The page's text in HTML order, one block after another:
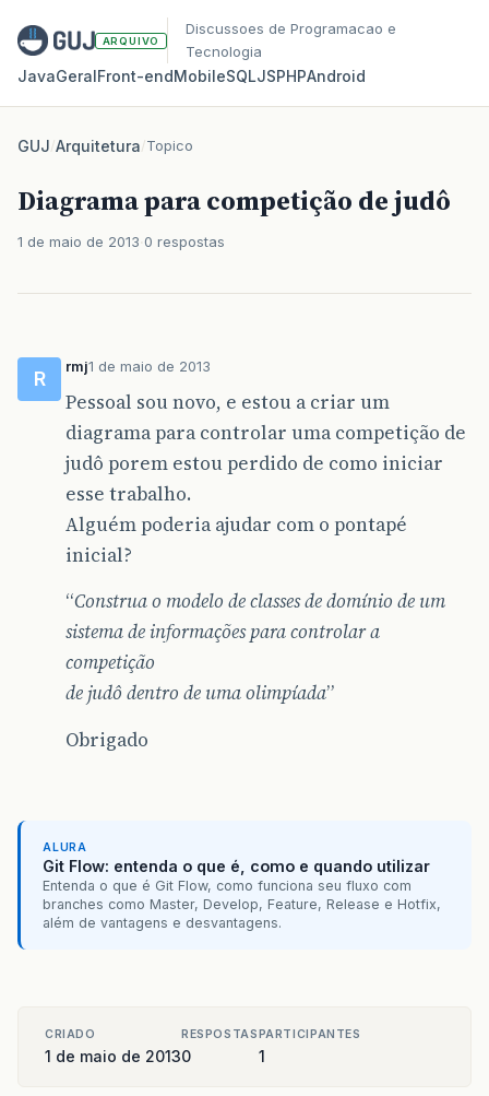
ARQUIVO
Discussoes de Programacao e
Tecnologia
JavaGeralFront‑endMobileSQLJSPHPAndroid
GUJ/Arquitetura/Topico
Diagrama para competição de judô
1 de maio de 2013 0 respostas
R
rmj1 de maio de 2013
Pessoal sou novo, e estou a criar um
diagrama para controlar uma competição de
judô porem estou perdido de como iniciar
esse trabalho.
Alguém poderia ajudar com o pontapé
inicial?
“Construa o modelo de classes de domínio de um
sistema de informações para controlar a
competição
de judô dentro de uma olimpíada”
Obrigado
ALURA
Git Flow: entenda o que é, como e quando utilizar
Entenda o que é Git Flow, como funciona seu fluxo com
branches como Master, Develop, Feature, Release e Hotfix,
além de vantagens e desvantagens.
CRIADO
1 de maio de 2013
RESPOSTAS
0
PARTICIPANTES
1